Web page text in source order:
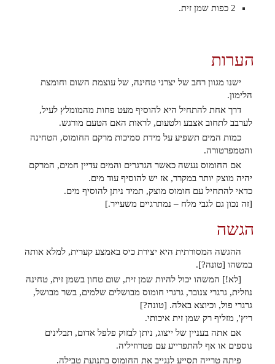
2 כפות שמן זית.
הערות
ישנו מגוון רחב של יצרני טחינה, של עוצמת השום וחומצת
הלימון.
דרך אחת להתחיל היא להוסיף מעט פחות מהמומלץ לעיל,
לערבב לתחוב אצבע ולטעום, לראות האם הטעם מורגש.
כמות המים תשפיע על מידת סמיכות מרקם החומוס, הטחינה
והטמפרטורה.
אם החומוס נעשה כאשר הגרגרים והמים עדיין חמים, המרקם
יהיה מוצק יותר במקרר, אז יש להוסיף עוד מים.
כדאי להתחיל עם חומוס מוצק, תמיד ניתן להוסיף מים.
[זה נכון גם לגבי מלח – נמתרגיים משעייר.]
הגשה
ההגשה המסורתית היא יצירת כיס באמצע קערית, למלא אותה
במשהו [טונה?].
[לא!] המשהו יכול להיות שמן זית, שום טחון בשמן זית, טחינה
נוזלית, גרגרי צנובר, גרגרי חומוס מבושלים שלמים, בשר מבושל,
גרגרי פול, וכיוצא באלה. [טונה?]
ריץ', מזליף רק שמן זית איכותי.
אם אתה בעניין של ייצוג, ניתן לבזוק פלפל אדום, תבלינים
נוספים או אף להתפרייע עם פטרוזיליה.
פיתה טרייה תסייע לנגייב את החומוס בתנועת טבילה.